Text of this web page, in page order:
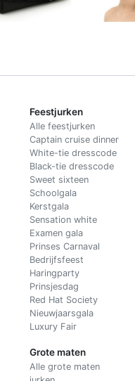
Feestjurken
Alle feestjurken
Captain cruise dinner
White-tie dresscode
Black-tie dresscode
Sweet sixteen
Schoolgala
Kerstgala
Sensation white
Examen gala
Prinses Carnaval
Bedrijfsfeest
Haringparty
Prinsjesdag
Red Hat Society
Nieuwjaarsgala
Luxury Fair
Grote maten
Alle grote maten